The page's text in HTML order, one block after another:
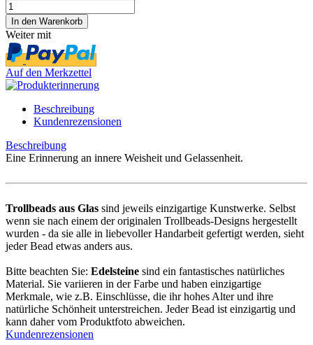
Weiter mit
Auf den Merkzettel
Beschreibung
Kundenrezensionen
Beschreibung
Eine Erinnerung an innere Weisheit und Gelassenheit.
Trollbeads aus Glas sind jeweils einzigartige Kunstwerke. Selbst
wenn sie nach einem der originalen Trollbeads-Designs hergestellt
wurden - da sie alle in liebevoller Handarbeit gefertigt werden, sieht
jeder Bead etwas anders aus.
Bitte beachten Sie: Edelsteine sind ein fantastisches natürliches
Material. Sie variieren in der Farbe und haben einzigartige
Merkmale, wie z.B. Einschlüsse, die ihr hohes Alter und ihre
natürliche Schönheit unterstreichen. Jeder Bead ist einzigartig und
kann daher vom Produktfoto abweichen.
Kundenrezensionen